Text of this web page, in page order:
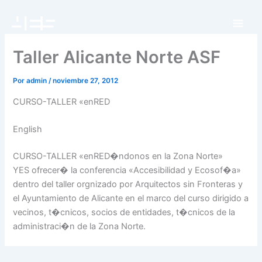
Taller Alicante Norte ASF
Poradmin/noviembre 27, 2012
CURSO-TALLER «enRED
English
CURSO-TALLER «enRED�ndonos en la Zona Norte»
YES ofrecer� la conferencia «Accesibilidad y Ecosof�a»
dentro del taller orgnizado por Arquitectos sin Fronteras y
el Ayuntamiento de Alicante en el marco del curso dirigido a
vecinos, t�cnicos, socios de entidades, t�cnicos de la
administraci�n de la Zona Norte.